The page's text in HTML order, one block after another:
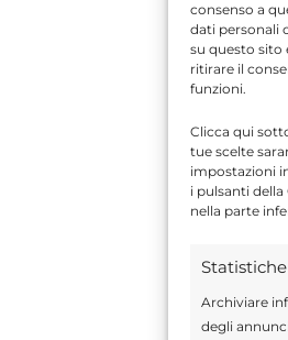
consenso a
dati personali
su questo sito
ritirare il
funzioni.
Clicca qui
tue scelte
impostazioni
i pulsanti
nella parte
Statistiche
Archiviare
degli